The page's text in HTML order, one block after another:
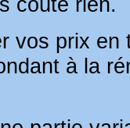
vos prix en
à la